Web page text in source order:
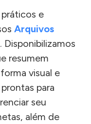
práticos e
Arquivos
Disponibilizamos
resumem
visual e
para
seu
além de